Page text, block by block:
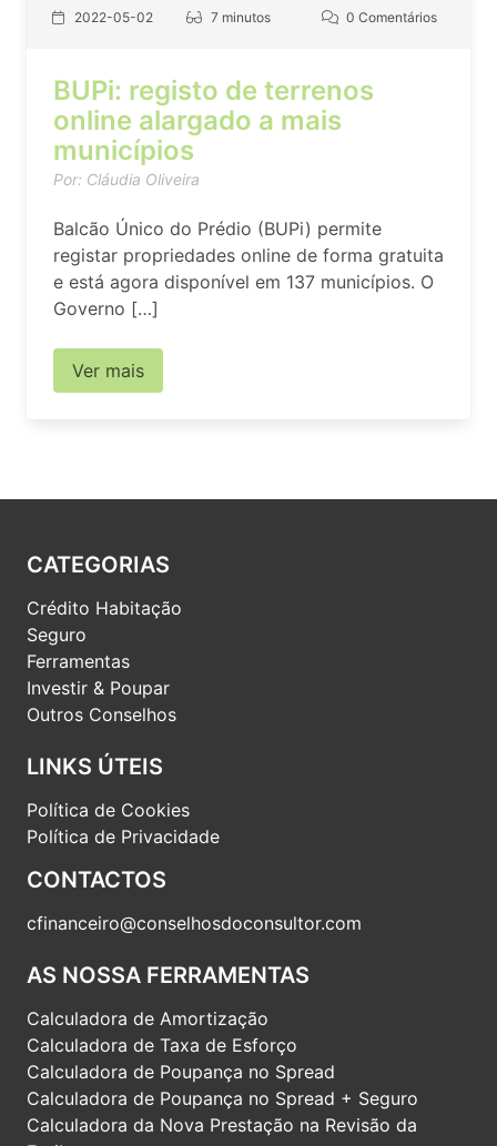
2022-05-02 7 minutos 0 Comentários
BUPi: registo de terrenos
online alargado a mais
municípios
Por: Cláudia Oliveira
Balcão Único do Prédio (BUPi) permite
registar propriedades online de forma gratuita
e está agora disponível em 137 municípios. O
Governo […]
Ver mais
CATEGORIAS
Crédito Habitação
Seguro
Ferramentas
Investir & Poupar
Outros Conselhos
LINKS ÚTEIS
Política de Cookies
Política de Privacidade
CONTACTOS
cfinanceiro@conselhosdoconsultor.com
AS NOSSA FERRAMENTAS
Calculadora de Amortização
Calculadora de Taxa de Esforço
Calculadora de Poupança no Spread
Calculadora de Poupança no Spread + Seguro
Calculadora da Nova Prestação na Revisão da